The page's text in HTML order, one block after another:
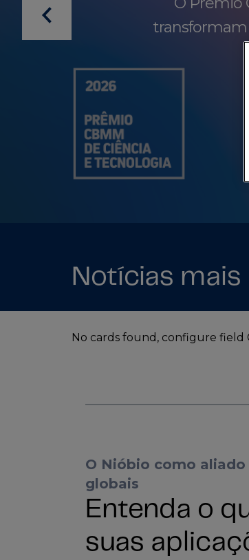
transformam
Notícias
No cards found, configure field
O Nióbio como
globais
Entenda o
suas